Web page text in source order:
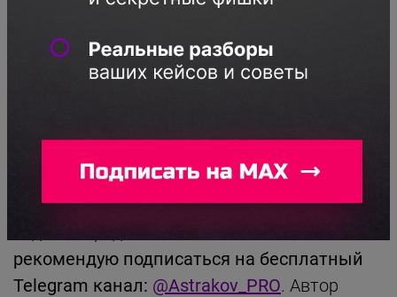
торговли на маркетплейсе, делегируя
рутинные или технические задачи
подчиненным.
WILDBERRIES?
Кстати, если Вы хотите узнать все о том, как
поднять продажи на WILDBERRIES –
рекомендую подписаться на бесплатный
Telegram канал: @Astrakov_PRO. Автор